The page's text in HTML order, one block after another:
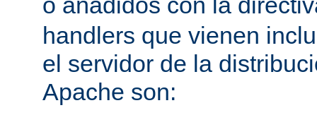
handlers que vienen
el servidor de la
Apache son: